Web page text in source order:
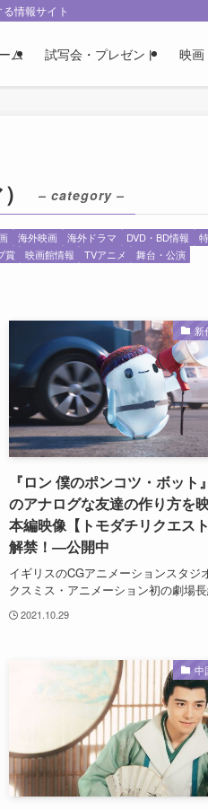
情報サイト
ム 試写会・プレゼント 映画
– category –
海外映画 海外ドラマ DVD・BD情報
賞 映画館情報 TVアニメ 舞台・公演
新
『ロン 僕のポンコツ・ボット
のアナログな友達の作り方を
本編映像【トモダチリクエスト
解禁！―公開中
イギリスのCGアニメーションスタジ
クスミス・アニメーション初の劇場
2021.10.29
中